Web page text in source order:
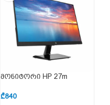
მონიტორი HP 27m
₾840